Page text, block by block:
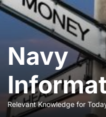
Skip
to
Navy
Relevant Knowledge for